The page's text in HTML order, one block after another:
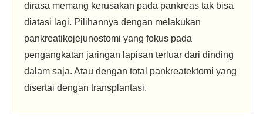
dirasa memang kerusakan pada pankreas tak bisa
diatasi lagi. Pilihannya dengan melakukan
pankreatikojejunostomi yang fokus pada
pengangkatan jaringan lapisan terluar dari dinding
dalam saja. Atau dengan total pankreatektomi yang
disertai dengan transplantasi.